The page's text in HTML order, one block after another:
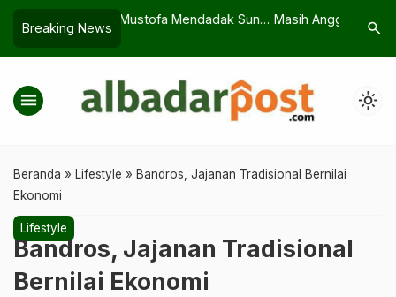
Breaking News
Pria Tewas di
Masih Anggap KDRT Urusan Privat?
Dicari
search
menu light_mode
Beranda » Lifestyle » Bandros, Jajanan Tradisional Bernilai
Ekonomi
Lifestyle
Bandros, Jajanan Tradisional
Bernilai Ekonomi